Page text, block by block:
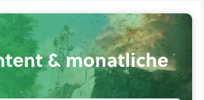
& monatliche